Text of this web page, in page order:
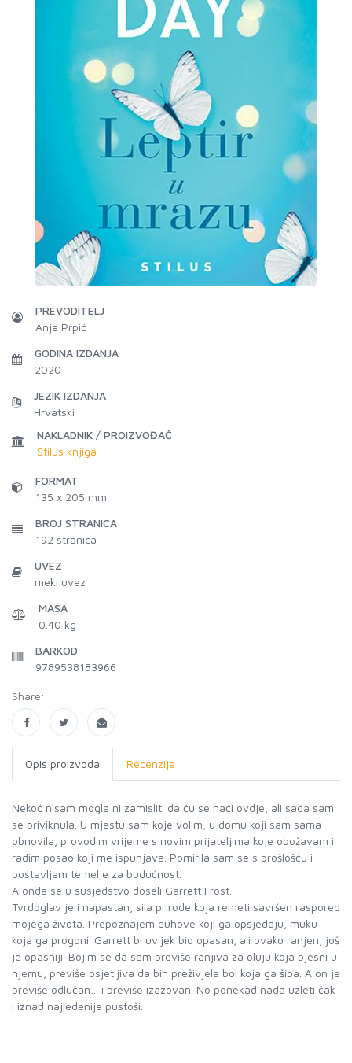
PREVODITELJ
Anja Prpić
GODINA IZDANJA
2020
JEZIK IZDANJA
Hrvatski
NAKLADNIK / PROIZVOĐAČ
Stilus knjiga
FORMAT
135 x 205 mm
BROJ STRANICA
192 stranica
UVEZ
meki uvez
MASA
0.40 kg
BARKOD
9789538183966
Share:
Opis proizvoda Recenzije
Nekoć nisam mogla ni zamisliti da ću se naći ovdje, ali sada sam
se priviknula. U mjestu sam koje volim, u domu koji sam sama
obnovila, provodim vrijeme s novim prijateljima koje obožavam i
radim posao koji me ispunjava. Pomirila sam se s prošlošću i
postavljam temelje za budućnost.
A onda se u susjedstvo doseli Garrett Frost.
Tvrdoglav je i napastan, sila prirode koja remeti savršen raspored
mojega života. Prepoznajem duhove koji ga opsjedaju, muku
koja ga progoni. Garrett bi uvijek bio opasan, ali ovako ranjen, još
je opasniji. Bojim se da sam previše ranjiva za oluju koja bjesni u
njemu, previše osjetljiva da bih preživjela bol koja ga šiba. A on je
previše odlučan… i previše izazovan. No ponekad nada uzleti čak
i iznad najledenije pustoši.